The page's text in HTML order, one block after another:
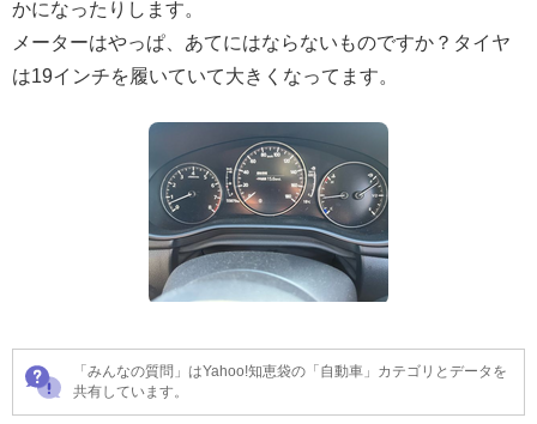
かになったりします。
メーターはやっぱ、あてにはならないものですか？タイヤ
は19インチを履いていて大きくなってます。
「みんなの質問」はYahoo!知恵袋の「自動車」カテゴリとデータを
共有しています。